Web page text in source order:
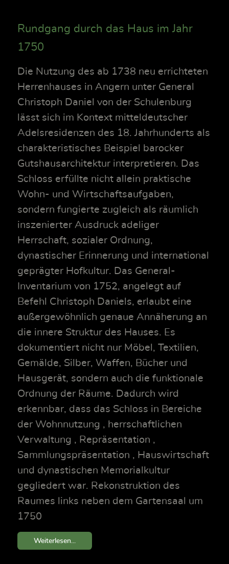
Rundgang durch das Haus im Jahr
1750
Die Nutzung des ab 1738 neu errichteten
Herrenhauses in Angern unter General
Christoph Daniel von der Schulenburg
lässt sich im Kontext mitteldeutscher
Adelsresidenzen des 18. Jahrhunderts als
charakteristisches Beispiel barocker
Gutshausarchitektur interpretieren. Das
Schloss erfüllte nicht allein praktische
Wohn- und Wirtschaftsaufgaben,
sondern fungierte zugleich als räumlich
inszenierter Ausdruck adeliger
Herrschaft, sozialer Ordnung,
dynastischer Erinnerung und international
geprägter Hofkultur. Das General-
Inventarium von 1752, angelegt auf
Befehl Christoph Daniels, erlaubt eine
außergewöhnlich genaue Annäherung an
die innere Struktur des Hauses. Es
dokumentiert nicht nur Möbel, Textilien,
Gemälde, Silber, Waffen, Bücher und
Hausgerät, sondern auch die funktionale
Ordnung der Räume. Dadurch wird
erkennbar, dass das Schloss in Bereiche
der Wohnnutzung , herrschaftlichen
Verwaltung , Repräsentation ,
Sammlungspräsentation , Hauswirtschaft
und dynastischen Memorialkultur
gegliedert war. Rekonstruktion des
Raumes links neben dem Gartensaal um
1750
Weiterlesen...